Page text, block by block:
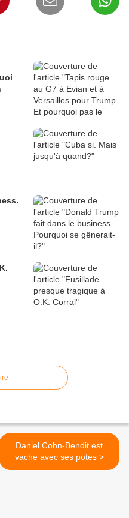
Daniel Cohn-Bendit est
vache avec ses potes >